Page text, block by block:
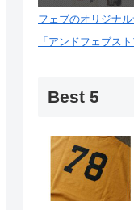
フェブのオリジナル
「アンドフェブスト
Best 5